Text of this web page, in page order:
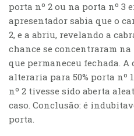
porta nº 2 ou na porta nº 3
apresentador sabia que o
2, e a abriu, revelando a
chance se concentraram
que permaneceu fechada. A
alteraria para 50% porta nº
nº 2 tivesse sido aberta
caso. Conclusão: é
porta.